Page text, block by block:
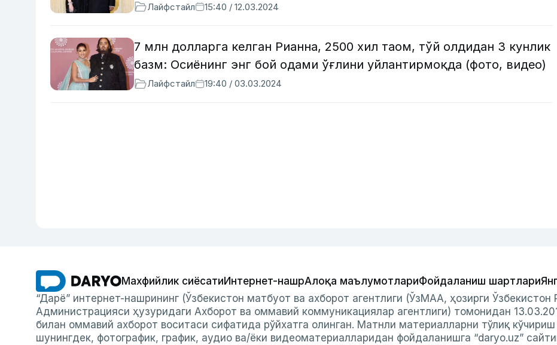
Лайфстайл 15:40 / 12.03.2024
7 млн долларга келган Рианна, 2500 хил таом, тўй олдидан 3 кунлик
базм: Осиёнинг энг бой одами ўғлини уйлантирмоқда (фото, видео)
Лайфстайл 19:40 / 03.03.2024
Махфийлик сиёсатиИнтернет-нашрАлоқа маълумотлариФойдаланиш шартлари
“Дарё” интернет-нашрининг (Ўзбекистон матбуот ва ахборот агентлиги (ЎзМАА, ҳозирги
Администрацияси ҳузуридаги Ахборот ва оммавий коммуникациялар агентлиги) томонидан
билан оммавий ахборот воситаси сифатида рўйхатга олинган. Матнли материалларни тўлиқ
шунингдек, фотографик, график, аудио ва/ёки видеоматериалларидан фойдаланишга “daryo.uz”